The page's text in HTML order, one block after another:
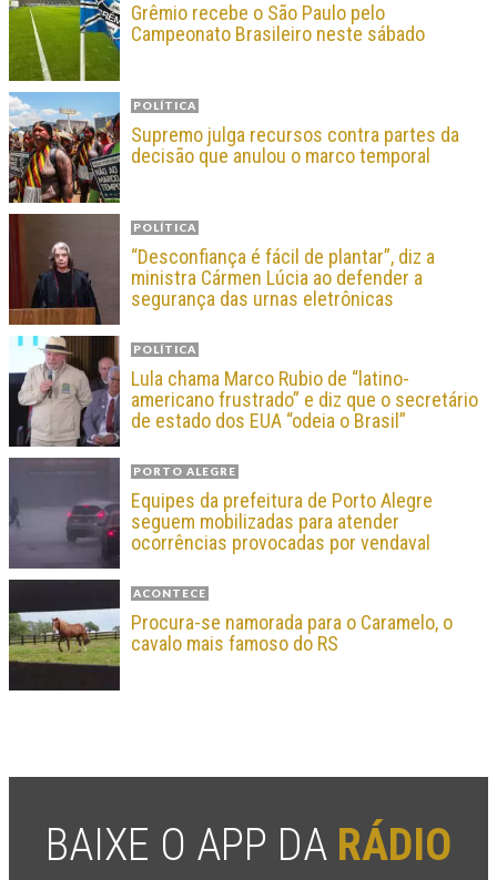
Grêmio recebe o São Paulo pelo
Campeonato Brasileiro neste sábado
POLÍTICA
Supremo julga recursos contra partes da
decisão que anulou o marco temporal
POLÍTICA
“Desconfiança é fácil de plantar”, diz a
ministra Cármen Lúcia ao defender a
segurança das urnas eletrônicas
POLÍTICA
Lula chama Marco Rubio de “latino-
americano frustrado” e diz que o secretário
de estado dos EUA “odeia o Brasil”
PORTO ALEGRE
Equipes da prefeitura de Porto Alegre
seguem mobilizadas para atender
ocorrências provocadas por vendaval
ACONTECE
Procura-se namorada para o Caramelo, o
cavalo mais famoso do RS
BAIXE O APP DA RÁDIO